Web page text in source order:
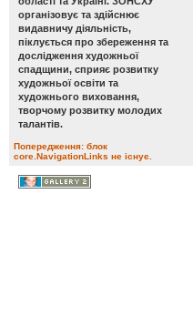
організовує та здійснює
видавничу діяльність,
піклується про збереження та
дослідження художньої
спадщини, сприяє розвитку
художньої освіти та
художнього виховання,
творчому розвитку молодих
талантів.
Попередження: блок
core.NavigationLinks не існує.